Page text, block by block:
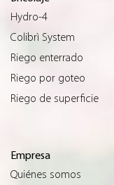
Hydro-4
Colibrì System
Riego enterrado
Riego por goteo
Riego de superficie
Empresa
Quiénes somos